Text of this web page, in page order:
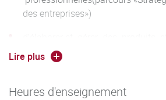
des entreprises»)
linguistiques, notamment
professionnel(parcours «Industries
Lire plus
Heures d'enseignement